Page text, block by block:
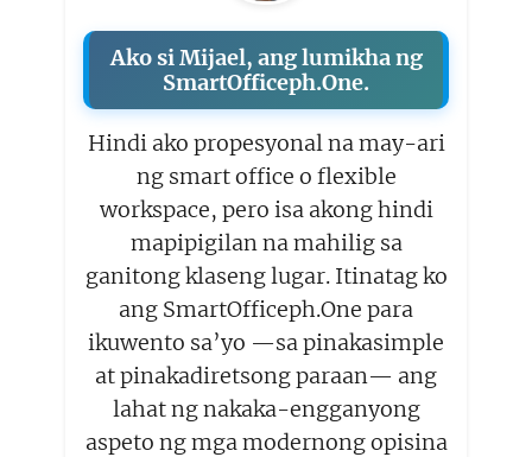
Ako si Mijael, ang lumikha ng
SmartOfficeph.One.
Hindi ako propesyonal na may-ari
ng smart office o flexible
workspace, pero isa akong hindi
mapipigilan na mahilig sa
ganitong klaseng lugar. Itinatag ko
ang SmartOfficeph.One para
ikuwento sa’yo —sa pinakasimple
at pinakadiretsong paraan— ang
lahat ng nakaka-engganyong
aspeto ng mga modernong opisina